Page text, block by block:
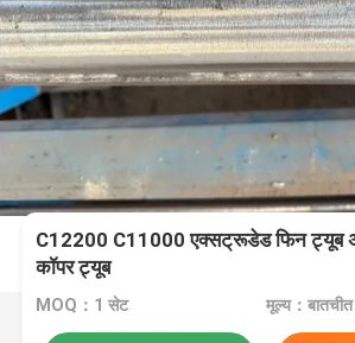
C12200 C11000 एक्सट्रूडेड फिन ट्यूब
कॉपर ट्यूब
MOQ：1 सेट मूल्य：बातचीत